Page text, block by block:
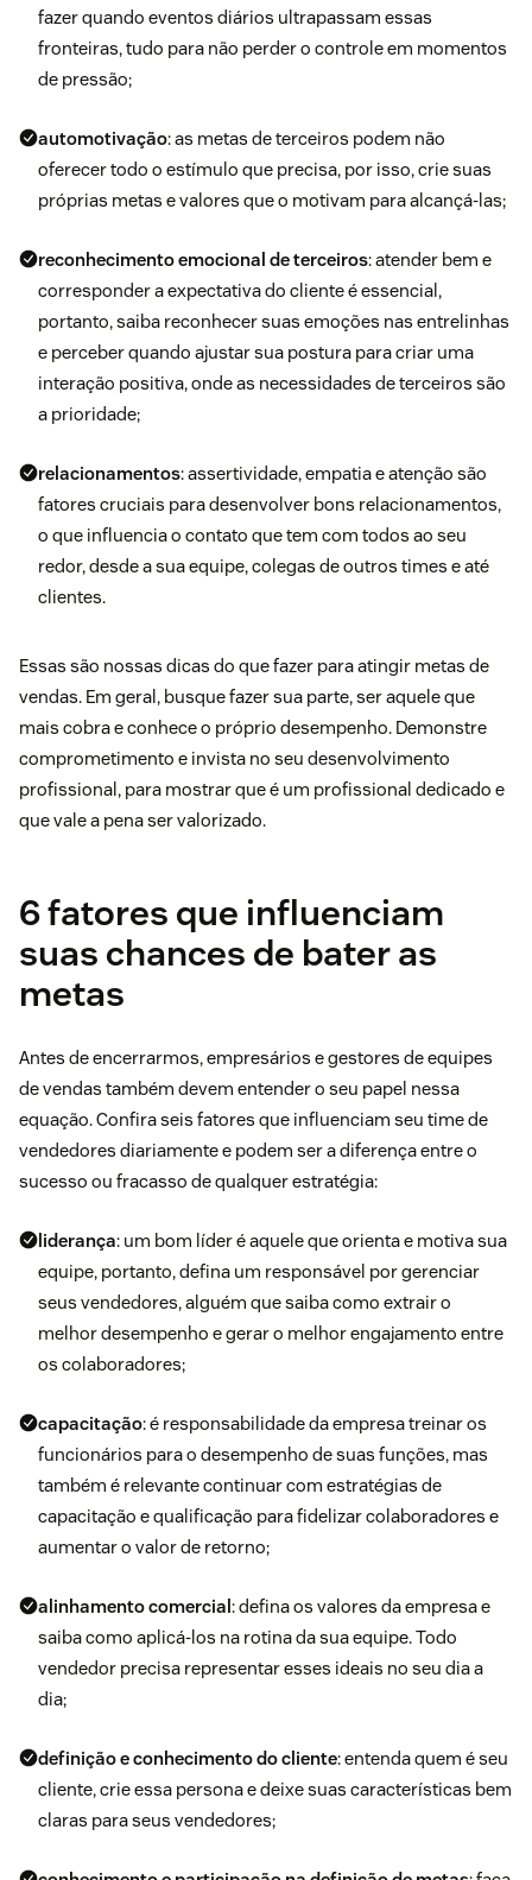
fazer quando eventos diários ultrapassam essas
fronteiras, tudo para não perder o controle em momentos
de pressão;
automotivação: as metas de terceiros podem não
oferecer todo o estímulo que precisa, por isso, crie suas
próprias metas e valores que o motivam para alcançá-las;
reconhecimento emocional de terceiros: atender bem e
corresponder a expectativa do cliente é essencial,
portanto, saiba reconhecer suas emoções nas entrelinhas
e perceber quando ajustar sua postura para criar uma
interação positiva, onde as necessidades de terceiros são
a prioridade;
relacionamentos: assertividade, empatia e atenção são
fatores cruciais para desenvolver bons relacionamentos,
o que influencia o contato que tem com todos ao seu
redor, desde a sua equipe, colegas de outros times e até
clientes.
Essas são nossas dicas do que fazer para atingir metas de
vendas. Em geral, busque fazer sua parte, ser aquele que
mais cobra e conhece o próprio desempenho. Demonstre
comprometimento e invista no seu desenvolvimento
profissional, para mostrar que é um profissional dedicado e
que vale a pena ser valorizado.
6 fatores que influenciam
suas chances de bater as
metas
Antes de encerrarmos, empresários e gestores de equipes
de vendas também devem entender o seu papel nessa
equação. Confira seis fatores que influenciam seu time de
vendedores diariamente e podem ser a diferença entre o
sucesso ou fracasso de qualquer estratégia:
liderança: um bom líder é aquele que orienta e motiva sua
equipe, portanto, defina um responsável por gerenciar
seus vendedores, alguém que saiba como extrair o
melhor desempenho e gerar o melhor engajamento entre
os colaboradores;
capacitação: é responsabilidade da empresa treinar os
funcionários para o desempenho de suas funções, mas
também é relevante continuar com estratégias de
capacitação e qualificação para fidelizar colaboradores e
aumentar o valor de retorno;
alinhamento comercial : defina os valores da empresa e
saiba como aplicá-los na rotina da sua equipe. Todo
vendedor precisa representar esses ideais no seu dia a
dia;
definição e conhecimento do cliente: entenda quem é seu
cliente, crie essa persona e deixe suas características bem
claras para seus vendedores;